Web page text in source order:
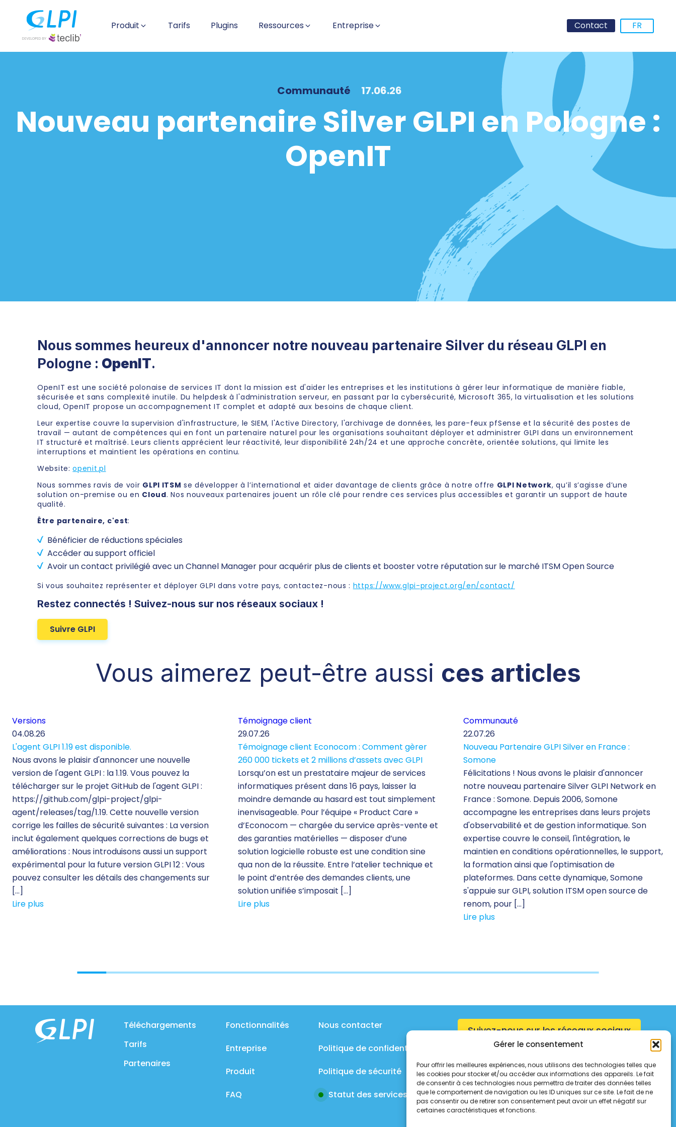
Gérer le consentement
Pour offrir les meilleures expériences, nous utilisons des technologies telles que
les cookies pour stocker et/ou accéder aux informations des appareils. Le fait
de consentir à ces technologies nous permettra de traiter des données telles
que le comportement de navigation ou les ID uniques sur ce site. Le fait de ne
pas consentir ou de retirer son consentement peut avoir un effet négatif sur
certaines caractéristiques et fonctions.
Produit Tarifs Plugins Ressources Entreprise Contact FR
Communauté 17.06.26
Nouveau partenaire Silver GLPI en Pologne :
OpenIT
Nous sommes heureux d'annoncer notre nouveau partenaire Silver du réseau GLPI en
Pologne : OpenIT.
OpenIT est une société polonaise de services IT dont la mission est d'aider les entreprises et les institutions à gérer leur informatique de manière fiable,
sécurisée et sans complexité inutile. Du helpdesk à l'administration serveur, en passant par la cybersécurité, Microsoft 365, la virtualisation et les solutions
cloud, OpenIT propose un accompagnement IT complet et adapté aux besoins de chaque client.
Leur expertise couvre la supervision d'infrastructure, le SIEM, l'Active Directory, l'archivage de données, les pare-feux pfSense et la sécurité des postes de
travail — autant de compétences qui en font un partenaire naturel pour les organisations souhaitant déployer et administrer GLPI dans un environnement
IT structuré et maîtrisé. Leurs clients apprécient leur réactivité, leur disponibilité 24h/24 et une approche concrète, orientée solutions, qui limite les
interruptions et maintient les opérations en continu.
Website:openit.pl
Nous sommes ravis de voir GLPI ITSM se développer à l’international et aider davantage de clients grâce à notre offre GLPI Network, qu’il s’agisse d’une
solution on-premise ou en Cloud. Nos nouveaux partenaires jouent un rôle clé pour rendre ces services plus accessibles et garantir un support de haute
qualité.
Être partenaire, c'est:
Bénéficier de réductions spéciales
Accéder au support officiel
Avoir un contact privilégié avec un Channel Manager pour acquérir plus de clients et booster votre réputation sur le marché ITSM Open Source
Si vous souhaitez représenter et déployer GLPI dans votre pays, contactez-nous : https://www.glpi-project.org/en/contact/
Restez connectés ! Suivez-nous sur nos réseaux sociaux !
Suivre GLPI
Vous aimerez peut-être aussi ces articles
Versions
04.08.26
L'agent GLPI 1.19 est disponible.
Nous avons le plaisir d'annoncer une nouvelle
version de l'agent GLPI : la 1.19. Vous pouvez la
télécharger sur le projet GitHub de l'agent GLPI :
https://github.com/glpi-project/glpi-
agent/releases/tag/1.19. Cette nouvelle version
corrige les failles de sécurité suivantes : La version
inclut également quelques corrections de bugs et
améliorations : Nous introduisons aussi un support
expérimental pour la future version GLPI 12 : Vous
pouvez consulter les détails des changements sur
[…]
Lire plus
Témoignage client
29.07.26
Témoignage client Econocom : Comment gèrer
260 000 tickets et 2 millions d’assets avec GLPI
Lorsqu’on est un prestataire majeur de services
informatiques présent dans 16 pays, laisser la
moindre demande au hasard est tout simplement
inenvisageable. Pour l’équipe « Product Care »
d’Econocom — chargée du service après-vente et
des garanties matérielles — disposer d’une
solution logicielle robuste est une condition sine
qua non de la réussite. Entre l’atelier technique et
le point d’entrée des demandes clients, une
solution unifiée s’imposait […]
Lire plus
Communauté
22.07.26
Nouveau Partenaire GLPI Silver en France :
Somone
Félicitations ! Nous avons le plaisir d'annoncer
notre nouveau partenaire Silver GLPI Network en
France : Somone. Depuis 2006, Somone
accompagne les entreprises dans leurs projets
d'observabilité et de gestion informatique. Son
expertise couvre le conseil, l'intégration, le
maintien en conditions opérationnelles, le support,
la formation ainsi que l'optimisation de
plateformes. Dans cette dynamique, Somone
s'appuie sur GLPI, solution ITSM open source de
renom, pour […]
Lire plus
Téléchargements
Tarifs
Partenaires
Fonctionnalités
Entreprise
Produit
FAQ
Nous contacter
Politique de confidentialité
Politique de sécurité
Statut des services
Suivez-nous sur les réseaux sociaux